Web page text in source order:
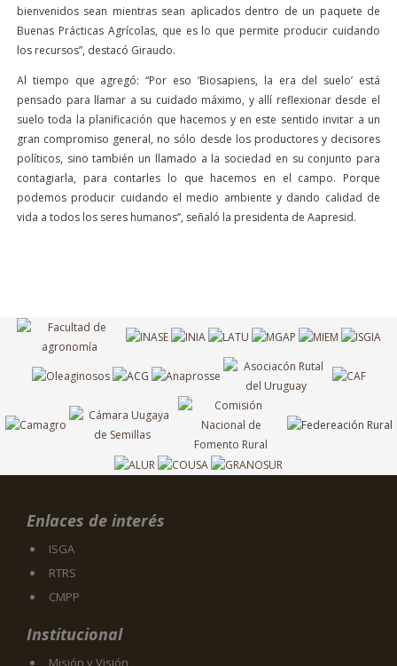
bienvenidos sean mientras sean aplicados dentro de un paquete de
Buenas Prácticas Agrícolas, que es lo que permite producir cuidando
los recursos”, destacó Giraudo.
Al tiempo que agregó: “Por eso ‘Biosapiens, la era del suelo’ está
pensado para llamar a su cuidado máximo, y allí reflexionar desde el
suelo toda la planificación que hacemos y en este sentido invitar a un
gran compromiso general, no sólo desde los productores y decisores
políticos, sino también un llamado a la sociedad en su conjunto para
contagiarla, para contarles lo que hacemos en el campo. Porque
podemos producir cuidando el medio ambiente y dando calidad de
vida a todos los seres humanos”, señaló la presidenta de Aapresid.
Enlaces de interés
ISGA
RTRS
CMPP
Institucional
Misión y Visión